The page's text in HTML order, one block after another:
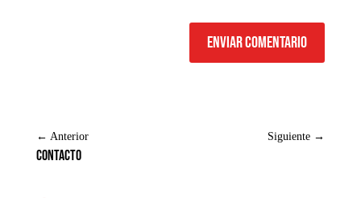
Enviar comentario
← Anterior Siguiente →
Contacto